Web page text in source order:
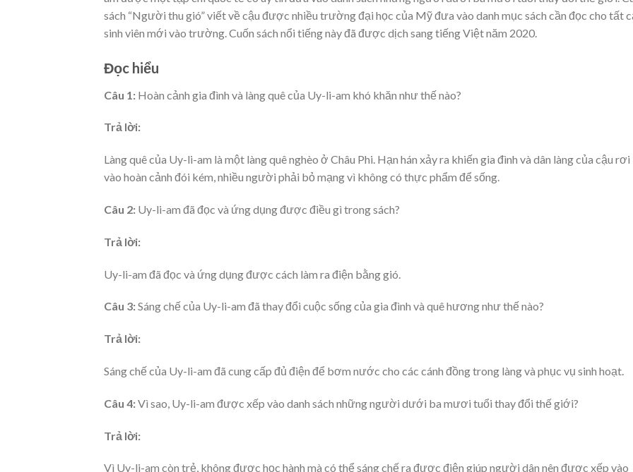
sách “Người thu gió” viết về cậu được nhiều trường đại học của Mỹ đưa vào danh mục sách cần đọc cho tất
sinh viên mới vào trường. Cuốn sách nổi tiếng này đã được dịch sang tiếng Việt năm 2020.
Đọc hiểu
Câu 1: Hoàn cảnh gia đình và làng quê của Uy-li-am khó khăn như thế nào?
Trả lời:
Làng quê của Uy-li-am là một làng quê nghèo ở Châu Phi. Hạn hán xảy ra khiến gia đình và dân làng của cậu rơi
vào hoàn cảnh đói kém, nhiều người phải bỏ mạng vì không có thực phẩm để sống.
Câu 2: Uy-li-am đã đọc và ứng dụng được điều gì trong sách?
Trả lời:
Uy-li-am đã đọc và ứng dụng được cách làm ra điện bằng gió.
Câu 3:Sáng chế của Uy-li-am đã thay đổi cuộc sống của gia đình và quê hương như thế nào?
Trả lời:
Sáng chế của Uy-li-am đã cung cấp đủ điện để bơm nước cho các cánh đồng trong làng và phục vụ sinh hoạt.
Câu 4:Vì sao, Uy-li-am được xếp vào danh sách những người dưới ba mươi tuổi thay đổi thế giới?
Trả lời:
Vì Uy-li-am còn trẻ, không được học hành mà có thể sáng chế ra được điện giúp người dân nên được xếp vào